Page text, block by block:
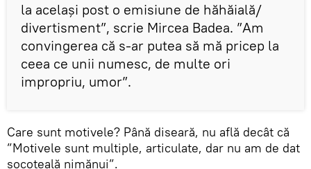
la același post o emisiune de hăhăială/
divertisment”, scrie Mircea Badea. ”Am
convingerea că s-ar putea să mă pricep la
ceea ce unii numesc, de multe ori
impropriu, umor”.
Care sunt motivele? Până diseară, nu află decât că
”Motivele sunt multiple, articulate, dar nu am de dat
socoteală nimănui”.